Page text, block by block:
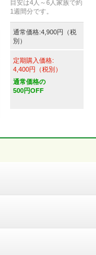
目安は4人～6人家族で約
1週間分です。
通常価格:4,900円（税
別）
定期購入価格:
4,400円（税別）
通常価格の
500円OFF